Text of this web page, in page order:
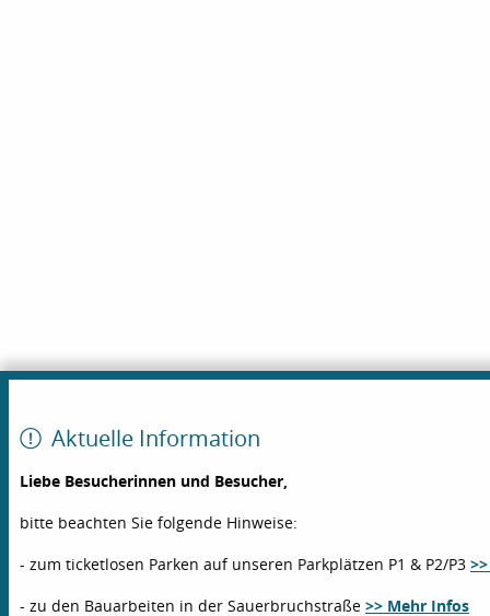
Aktuelle Information
Liebe Besucherinnen und Besucher,
bitte beachten Sie folgende Hinweise:
- zum ticketlosen Parken auf unseren Parkplätzen P1 & P2/P3
- zu den Bauarbeiten in der Sauerbruchstraße >> Mehr Infos